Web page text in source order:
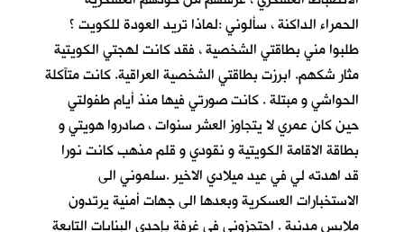
الحمراء الداكنة ، سألوني :لماذا تريد العودة للكويت ؟
طلبوا مني بطاقتي الشخصية ، فقد كانت لهجتي الكويتية
مثار شكهم. ابرزت بطاقتي الشخصية العراقية. كانت متآكلة
الحواشي و مبتلة . كانت صورتي فيها منذ أيام طفولتي
حين كان عمري لا يتجاوز العشر سنوات ، صادروا هويتي و
بطاقة الاقامة الكويتية و نقودي و قلم مذهب كانت نورا
قد اهدته لي في عيد ميلادي الاخير .سلموني الى
الاستخبارات العسكرية وبعدها الى جهات أمنية يرتدون
ملابس مدنية . احتجزوني في غرفة بإحدى البنايات التابعة